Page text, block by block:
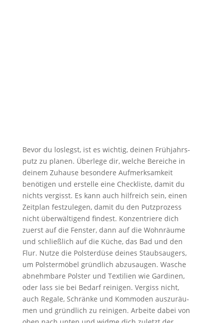
Bevor du los­legst, ist es wich­tig, dei­nen Früh­jahrs­
putz zu pla­nen. Über­le­ge dir, wel­che Berei­che in
dei­nem Zuhau­se beson­de­re Auf­merk­sam­keit
benö­ti­gen und erstel­le eine Check­lis­te, damit du
nichts ver­gisst. Es kann auch hilf­reich sein, einen
Zeit­plan fest­zu­le­gen, damit du den Putz­pro­zess
nicht über­wäl­ti­gend fin­dest. Kon­zen­trie­re dich
zuerst auf die Fens­ter, dann auf die Wohn­räu­me
und schließ­lich auf die Küche, das Bad und den
Flur. Nut­ze die Pols­ter­dü­se dei­nes Staub­saugers,
um Pols­ter­mö­bel gründ­lich abzu­sau­gen. Wasche
abnehm­ba­re Pols­ter und Tex­ti­li­en wie Gar­di­nen,
oder lass sie bei Bedarf rei­ni­gen. Ver­giss nicht,
auch Rega­le, Schrän­ke und Kom­mo­den aus­zu­räu­
men und gründ­lich zu rei­ni­gen. Arbei­te dabei von